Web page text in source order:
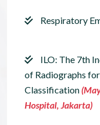
Respiratory
ILO: The 7th
of Radiographs
Classification
Hospital, Jakarta)